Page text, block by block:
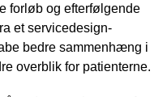
forløb og efterfølgende
et servicedesign-
bedre sammenhæng i
overblik for patienterne.